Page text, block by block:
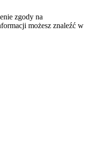
zgody na
możesz znaleźć w